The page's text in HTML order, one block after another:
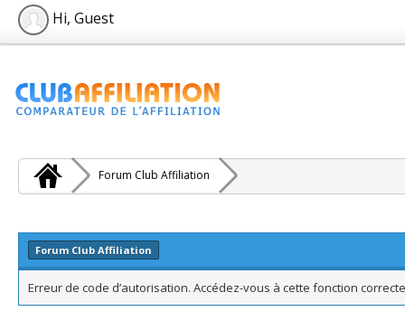
Hi, Guest
Forum Club Affiliation
Forum Club Affiliation
Erreur de code d’autorisation. Accédez-vous à cette fonction